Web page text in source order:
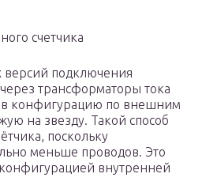
счетчика
подключения
трансформаторы тока
в конфигурацию по внешним
на звезду. Такой способ
поскольку
меньше проводов. Это
внутренней